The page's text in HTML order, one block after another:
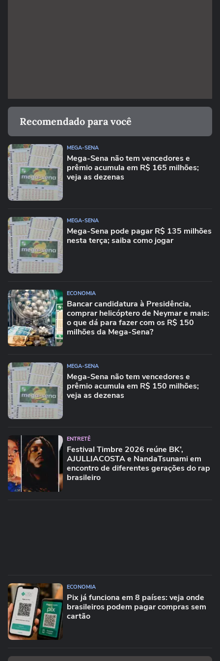
Recomendado para você
MEGA-SENA
Mega-Sena não tem vencedores e
prêmio acumula em R$ 165 milhões;
veja as dezenas
MEGA-SENA
Mega-Sena pode pagar R$ 135 milhões
nesta terça; saiba como jogar
ECONOMIA
Bancar candidatura à Presidência,
comprar helicóptero de Neymar e mais:
o que dá para fazer com os R$ 150
milhões da Mega-Sena?
MEGA-SENA
Mega-Sena não tem vencedores e
prêmio acumula em R$ 150 milhões;
veja as dezenas
ENTRETÊ
Festival Timbre 2026 reúne BK’,
AJULLIACOSTA e NandaTsunami em
encontro de diferentes gerações do rap
brasileiro
ECONOMIA
Pix já funciona em 8 países: veja onde
brasileiros podem pagar compras sem
cartão